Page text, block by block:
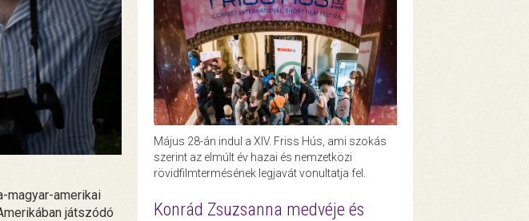
magyar-amerikai
játszódó
Május 28-án indul a XIV. Friss Hús, ami szokás
szerint az elmúlt év hazai és nemzetközi
rövidfilmtermésének legjavát vonultatja fel.
Konrád Zsuzsanna medvéje és